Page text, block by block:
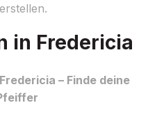
in Fredericia
– Finde deine